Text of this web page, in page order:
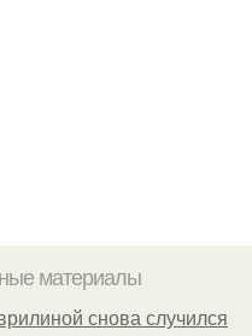
материалы
снова случился